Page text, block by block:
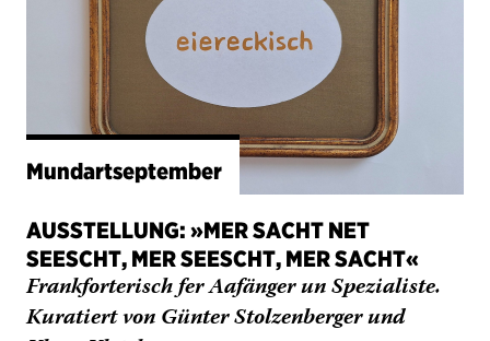
Mundartseptember
AUSSTELLUNG: »MER SACHT NET
SEESCHT, MER SEESCHT, MER SACHT«
Frankforterisch fer Aafänger un Spezialiste.
Kuratiert von Günter Stolzenberger und
Klara Kletzka.
Infos